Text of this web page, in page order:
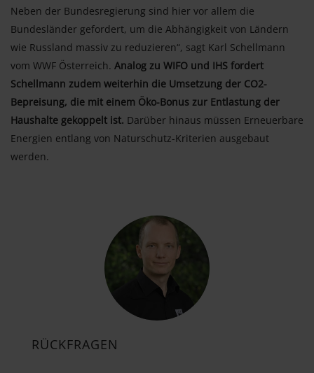
Neben der Bundesregierung sind hier vor allem die
Bundesländer gefordert, um die Abhängigkeit von Ländern
wie Russland massiv zu reduzieren“, sagt Karl Schellmann
vom WWF Österreich. Analog zu WIFO und IHS fordert
Schellmann zudem weiterhin die Umsetzung der CO2-
Bepreisung, die mit einem Öko-Bonus zur Entlastung der
Haushalte gekoppelt ist. Darüber hinaus müssen Erneuerbare
Energien entlang von Naturschutz-Kriterien ausgebaut
werden.
RÜCKFRAGEN